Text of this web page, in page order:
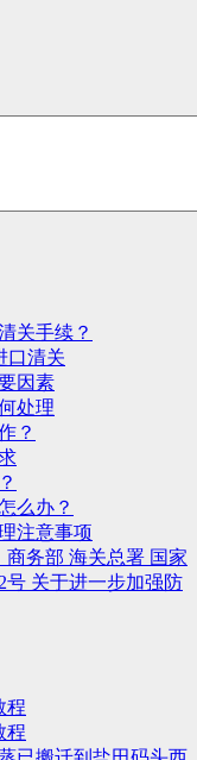
关手续？
口清关
因素
处理
？
么办？
注意事项
务部 海关总署 国家
号 关于进一步加强防
程
程